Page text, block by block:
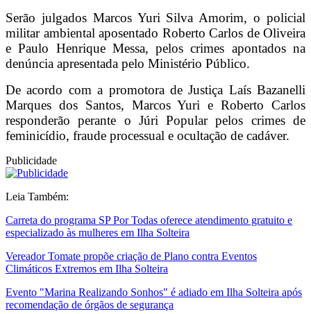
Serão julgados Marcos Yuri Silva Amorim, o policial
militar ambiental aposentado Roberto Carlos de Oliveira
e Paulo Henrique Messa, pelos crimes apontados na
denúncia apresentada pelo Ministério Público.
De acordo com a promotora de Justiça Laís Bazanelli
Marques dos Santos, Marcos Yuri e Roberto Carlos
responderão perante o Júri Popular pelos crimes de
feminicídio, fraude processual e ocultação de cadáver.
Publicidade
Leia Também:
Carreta do programa SP Por Todas oferece atendimento gratuito e
especializado às mulheres em Ilha Solteira
Vereador Tomate propõe criação de Plano contra Eventos
Climáticos Extremos em Ilha Solteira
Evento "Marina Realizando Sonhos" é adiado em Ilha Solteira após
recomendação de órgãos de segurança